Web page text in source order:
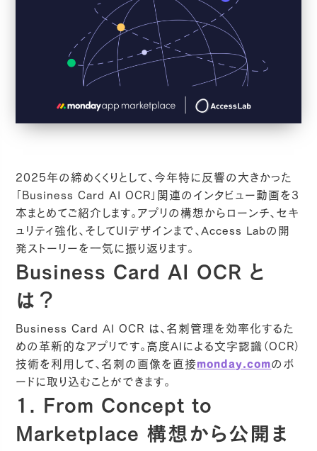
2025年の締めくくりとして、今年特に反響の大きかった
「Business Card AI OCR」関連のインタビュー動画を3
本まとめてご紹介します。アプリの構想からローンチ、セキ
ュリティ強化、そしてUIデザインまで、Access Labの開
発ストーリーを一気に振り返ります。
Business Card AI OCR と
は？
Business Card AI OCR は、名刺管理を効率化するた
めの革新的なアプリです。高度AIによる文字認識（OCR）
技術を利用して、名刺の画像を直接monday.comのボ
ードに取り込むことができます。
1. From Concept to
Marketplace 構想から公開ま